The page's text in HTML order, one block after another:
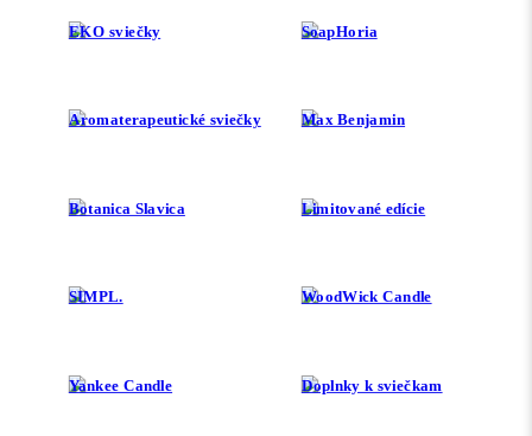
EKO sviečky SoapHoria
Aromaterapeutické sviečky Max Benjamin
Botanica Slavica Limitované edície
SIMPL. WoodWick Candle
Yankee Candle Doplnky k sviečkam